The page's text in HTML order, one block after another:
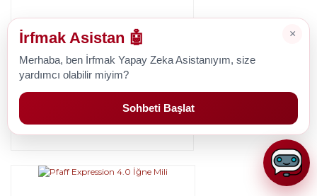
Pfaff
Pfaff Expression 3.5 İğne Mili
1.427,21 TL
×
İrfmak Asistan 🤖
Merhaba, ben İrfmak Yapay Zeka Asistanıyım, size
yardımcı olabilir miyim?
Sohbeti Başlat